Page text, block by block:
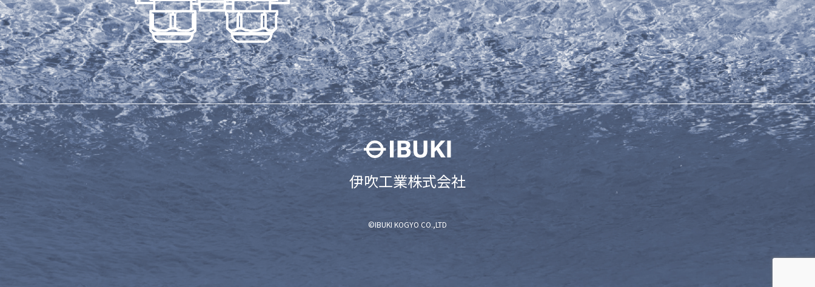
伊吹工業株式会社
©IBUKI KOGYO CO.,LTD